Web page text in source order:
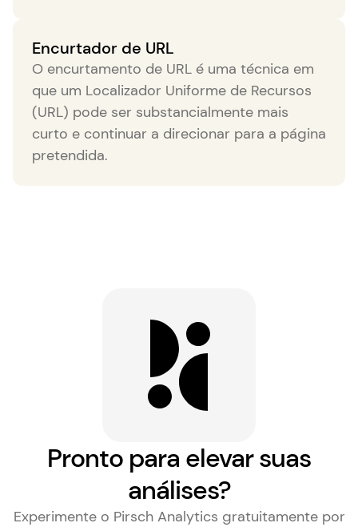
Encurtador de URL
O encurtamento de URL é uma técnica em
que um Localizador Uniforme de Recursos
(URL) pode ser substancialmente mais
curto e continuar a direcionar para a página
pretendida.
Pronto para elevar suas
análises?
Experimente o Pirsch Analytics gratuitamente por